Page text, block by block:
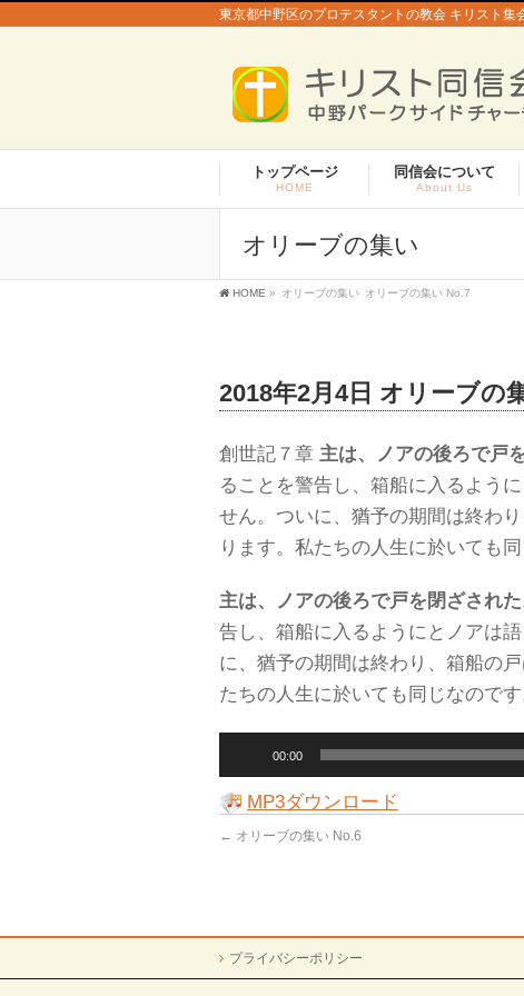
東京都中野区のプロテスタントの教会 キリスト集
トップページ
HOME
同信会について
About Us
オリーブの集い
HOME » オリーブの集い オリーブの集い No.7
2018年2月4日 オリーブの
創世記７章 主は、ノアの後ろで戸
ることを警告し、箱船に入るよう
せん。ついに、猶予の期間は終わ
ります。私たちの人生に於いても同
主は、ノアの後ろで戸を閉ざされた
告し、箱船に入るようにとノアは
に、猶予の期間は終わり、箱船の
たちの人生に於いても同じなのです
プ
レ
ー
00:00
MP3ダウンロード
← オリーブの集い No.6
プライバシーポリシー